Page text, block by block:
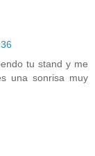
tu stand y me
una sonrisa muy